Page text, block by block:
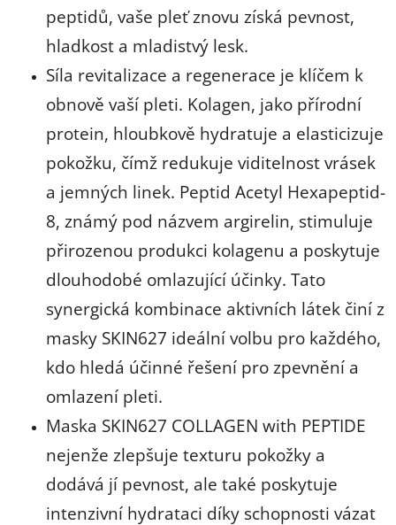
peptidů, vaše pleť znovu získá pevnost,
hladkost a mladistvý lesk.
Síla revitalizace a regenerace je klíčem k
obnově vaší pleti. Kolagen, jako přírodní
protein, hloubkově hydratuje a elasticizuje
pokožku, čímž redukuje viditelnost vrásek
a jemných linek. Peptid Acetyl Hexapeptid-
8, známý pod názvem argirelin, stimuluje
přirozenou produkci kolagenu a poskytuje
dlouhodobé omlazující účinky. Tato
synergická kombinace aktivních látek činí z
masky SKIN627 ideální volbu pro každého,
kdo hledá účinné řešení pro zpevnění a
omlazení pleti.
Maska SKIN627 COLLAGEN with PEPTIDE
nejenže zlepšuje texturu pokožky a
dodává jí pevnost, ale také poskytuje
intenzivní hydrataci díky schopnosti vázat